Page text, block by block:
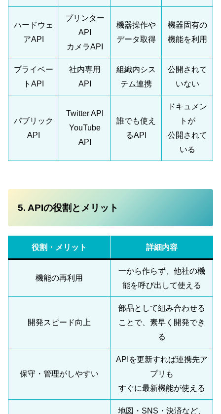
ハードウェ
アAPI
プリンター
API
カメラAPI
機器操作や
データ取得
機器固有の
機能を利用
プライベー
トAPI
社内専用
API
組織内シス
テム連携
公開されて
いない
パブリック
API
Twitter API
YouTube
API
誰でも使え
るAPI
ドキュメン
トが
公開されて
いる
5. APIの役割とメリット
役割・メリット 詳細内容
機能の再利用
一から作らず、他社の機
能を呼び出して使える
開発スピード向上
部品として組み合わせる
ことで、素早く開発でき
る
保守・管理がしやすい
APIを更新すれば連携先ア
プリも
すぐに最新機能が使える
地図・SNS・決済など、